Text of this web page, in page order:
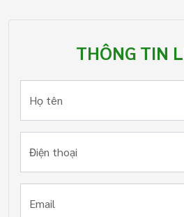
THÔNG TIN
Họ tên
Điện thoại
Email